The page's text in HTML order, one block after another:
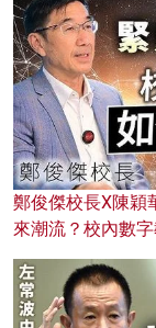
鄭俊傑校長X陳穎
來潮流？校內數